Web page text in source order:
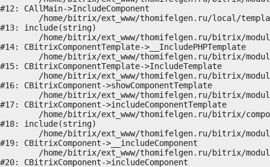
#12: CAllMain->IncludeComponent
#13: include(string)
#14: CBitrixComponentTemplate->__IncludePHPTemplate
#15: CBitrixComponentTemplate->IncludeTemplate
#16: CBitrixComponent->showComponentTemplate
#17: CBitrixComponent->includeComponentTemplate
#18: include(string)
#19: CBitrixComponent->__includeComponent
#20: CBitrixComponent->includeComponent